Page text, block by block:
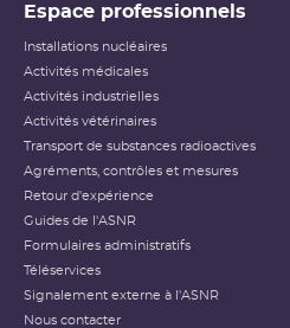
Espace professionnels
Installations nucléaires
Activités médicales
Activités industrielles
Activités vétérinaires
Transport de substances radioactives
Agréments, contrôles et mesures
Retour d'expérience
Guides de l'ASNR
Formulaires administratifs
Téléservices
Signalement externe à l'ASNR
Nous contacter